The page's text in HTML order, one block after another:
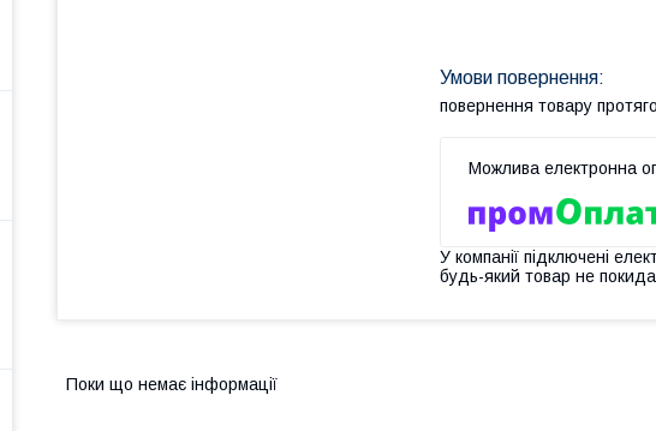
повернення товару
У компанії підключені
будь-який товар не
Поки що немає інформації